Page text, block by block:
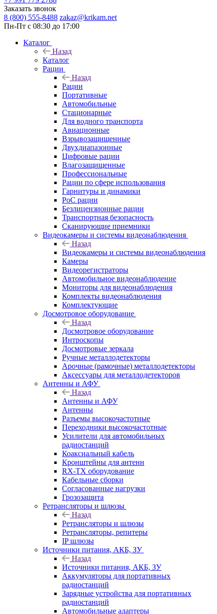
Заказать звонок
8 (800) 555-8488 zakaz@krikam.net
Пн-Пт с 08:30 до 17:00
Каталог
Назад
Каталог
Рации
Назад
Рации
Портативные
Автомобильные
Стационарные
Для водного транспорта
Авиационные
Взрывозащищенные
Двухдиапазонные
Цифровые рации
Влагозащищенные
Профессиональные
Рации по сфере использования
Гарнитуры и динамики
PoC рации
Безлицензионные рации
Транспортная безопасность
Сканирующие приемники
Видеокамеры и системы видеонаблюдения
Назад
Видеокамеры и системы видеонаблюдения
Камеры
Видеорегистраторы
Автомобильное видеонаблюдение
Мониторы для видеонаблюдения
Комплекты видеонаблюдения
Комплектующие
Досмотровое оборудование
Назад
Досмотровое оборудование
Интроскопы
Досмотровые зеркала
Ручные металлодетекторы
Арочные (рамочные) металлодетекторы
Аксессуары для металлодетекторов
Антенны и АФУ
Назад
Антенны и АФУ
Антенны
Разъемы высокочастотные
Переходники высокочастотные
Усилители для автомобильных
радиостанций
Коаксиальный кабель
Кронштейны для антенн
RX-TX оборудование
Кабельные сборки
Согласованные нагрузки
Грозозащита
Ретрансляторы и шлюзы
Назад
Ретрансляторы и шлюзы
Ретрансляторы, репитеры
IP шлюзы
Источники питания, АКБ, ЗУ
Назад
Источники питания, АКБ, ЗУ
Аккумуляторы для портативных
радиостанций
Зарядные устройства для портативных
радиостанций
Автомобильные адаптеры